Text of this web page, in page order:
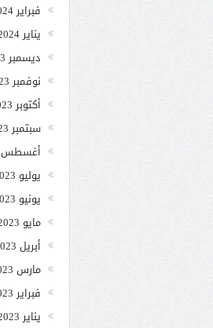
فبراير 2024
يناير 2024
ديسمبر 2023
نوفمبر 2023
أكتوبر 2023
سبتمبر 2023
أغسطس 2023
يوليو 2023
يونيو 2023
مايو 2023
أبريل 2023
مارس 2023
فبراير 2023
يناير 2023